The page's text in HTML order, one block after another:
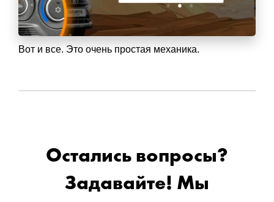
Вот и все. Это очень простая механика.
Остались вопросы?
Задавайте! Мы